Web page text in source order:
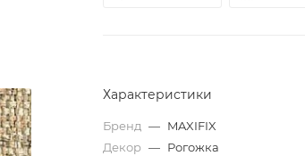
Характеристики
Бренд — MAXIFIX
Декор — Рогожка